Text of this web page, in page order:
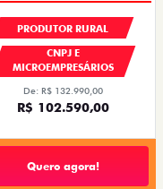
PRODUTOR RURAL
CNPJ E
MICROEMPRESÁRIOS
De: R$ 132.990,00
R$ 102.590,00
Quero agora!